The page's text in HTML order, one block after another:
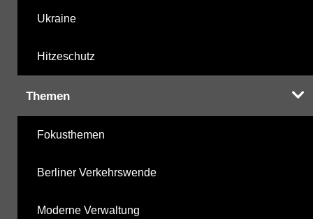
Ukraine
Hitzeschutz
Themen
Fokusthemen
Berliner Verkehrswende
Moderne Verwaltung